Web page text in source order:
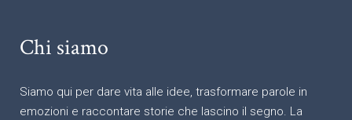
Chi siamo
Siamo qui per dare vita alle idee, trasformare parole in
emozioni e raccontare storie che lascino il segno. La